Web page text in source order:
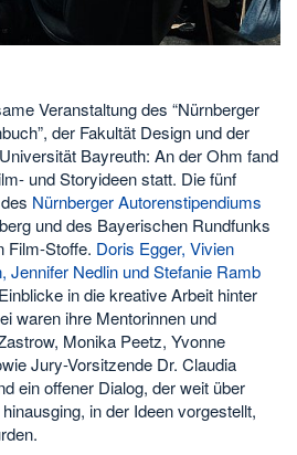
Veranstaltung des “Nürnberger
der Fakultät Design und der
Bayreuth: An der Ohm fand
und Storyideen statt. Die fünf
Nürnberger Autorenstipendiums
und des Bayerischen Rundfunks
Film-Stoffe. Doris Egger, Vivien
Jennifer Nedlin und Stefanie Ramb
in die kreative Arbeit hinter
waren ihre Mentorinnen und
Monika Peetz, Yvonne
Jury-Vorsitzende Dr. Claudia
ein offener Dialog, der weit über
in der Ideen vorgestellt,